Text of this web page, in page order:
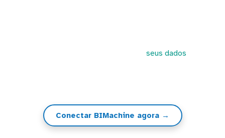
seus dados
Conectar BIMachine agora →